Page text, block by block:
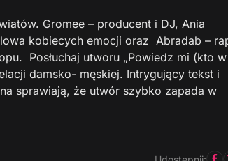
Gromee – producent i DJ, Ania
kobiecych emocji oraz Abradab –
Posłuchaj utworu „Powiedz mi (kto
damsko- męskiej. Intrygujący tekst i
sprawiają, że utwór szybko zapada w